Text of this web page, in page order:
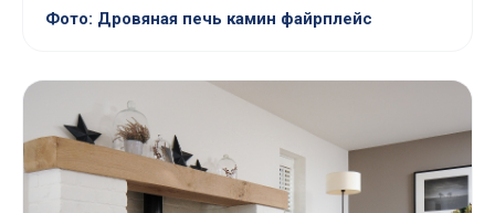
Фото: Дровяная печь камин файрплейс